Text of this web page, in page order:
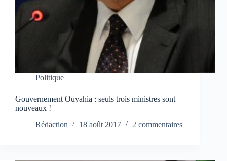
Politique
Gouvernement Ouyahia : seuls trois ministres sont
nouveaux !
Rédaction
18 août 2017 2 commentaires